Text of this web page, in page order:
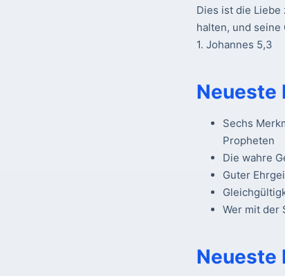
Dies ist die Liebe
halten, und seine
1. Johannes 5,3
Neueste
Sechs
Propheten
Die wahre
Guter
Wer mit der
Neueste